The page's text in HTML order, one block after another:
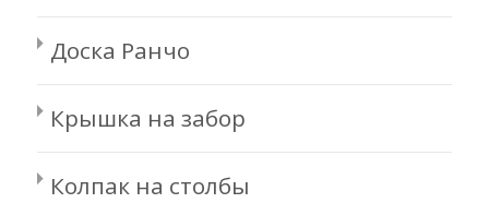
Доска Ранчо
Крышка на забор
Колпак на столбы